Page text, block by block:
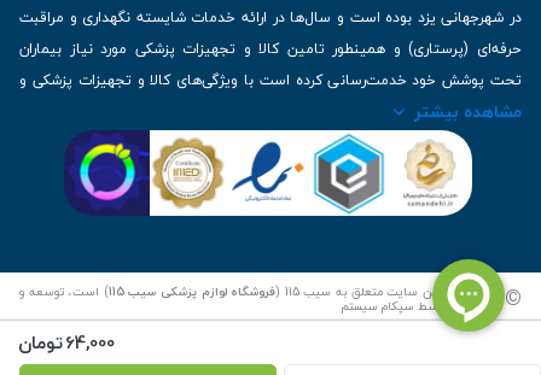
64,000تومان
در شهرجهانی یزد بوده است و سال‌ها در ارائه خدمات شایسته نگهداری و مراقبت
حرفه‌ای (پرستاری) و همینطور تامین کالا و تجهیزات پزشکی مورد نیاز بیماران
تحت پوشش خود خدمت‌رسانی کرده است با ویژگی‌های کالا و تجهیزات پزشکی و
برترین برندهای موجود در بازار اطلاعات بسیار ارزشمندی را دارا می‌باشد
| تلفن تماس : 36333383-035 | ایمیل: Info@Sib115.com
مشاهده بیشتر
© کلیه حقوق این سایت متعلق به سیب 115 ( فروشگاه لوازم پزشکی سیب 115 ) است، توسعه و
کدنویسی توسط سپکام سیستم